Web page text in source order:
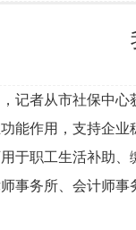
记者从市社保中心
能作用，支持企业
于职工生活补助
事务所、会计师